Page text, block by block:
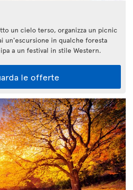
un cielo terso, organizza un picnic
un'escursione in qualche foresta
a un festival in stile Western.
le offerte